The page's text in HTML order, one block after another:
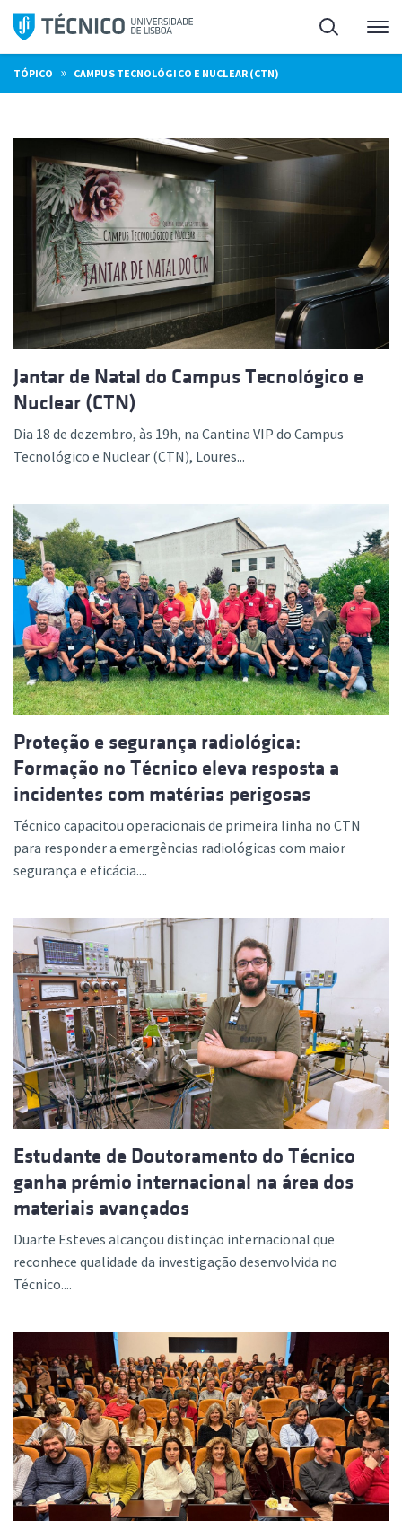
Saltar
para
o
conteúdo
Pesquisa
TÓPICO » CAMPUS TECNOLÓGICO E NUCLEAR (CTN)
Jantar de Natal do Campus Tecnológico e
Nuclear (CTN)
Dia 18 de dezembro, às 19h, na Cantina VIP do Campus
Tecnológico e Nuclear (CTN), Loures...
Proteção e segurança radiológica:
Formação no Técnico eleva resposta a
incidentes com matérias perigosas
Técnico capacitou operacionais de primeira linha no CTN
para responder a emergências radiológicas com maior
segurança e eficácia....
Estudante de Doutoramento do Técnico
ganha prémio internacional na área dos
materiais avançados
Duarte Esteves alcançou distinção internacional que
reconhece qualidade da investigação desenvolvida no
Técnico....